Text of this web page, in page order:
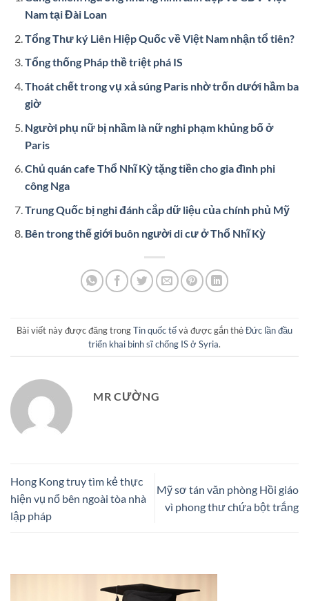
Nam tại Đài Loan
Tổng Thư ký Liên Hiệp Quốc về Việt Nam nhận tổ tiên?
Tổng thống Pháp thề triệt phá IS
Thoát chết trong vụ xả súng Paris nhờ trốn dưới hầm ba
giờ
Người phụ nữ bị nhầm là nữ nghi phạm khủng bố ở
Paris
Chủ quán cafe Thổ Nhĩ Kỳ tặng tiền cho gia đình phi
công Nga
Trung Quốc bị nghi đánh cắp dữ liệu của chính phủ Mỹ
Bên trong thế giới buôn người di cư ở Thổ Nhĩ Kỳ
Bài viết này được đăng trongTin quốc tếvà được gắn thẻĐức lần đầu
triển khai binh sĩ chống IS ở Syria.
MR CƯỜNG
Hong Kong truy tìm kẻ thực
hiện vụ nổ bên ngoài tòa nhà
lập pháp
Mỹ sơ tán văn phòng Hồi giáo
vì phong thư chứa bột trắng